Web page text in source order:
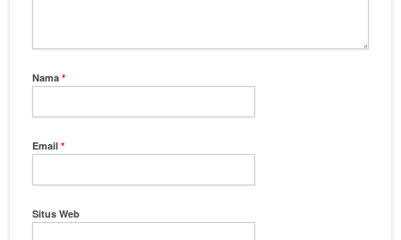
Nama*
Email*
Situs Web